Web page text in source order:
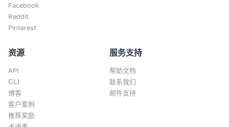
Facebook
Reddit
Pinterest
资源
API
CLI
博客
客户案例
推荐奖励
服务支持
帮助文档
联系我们
邮件支持